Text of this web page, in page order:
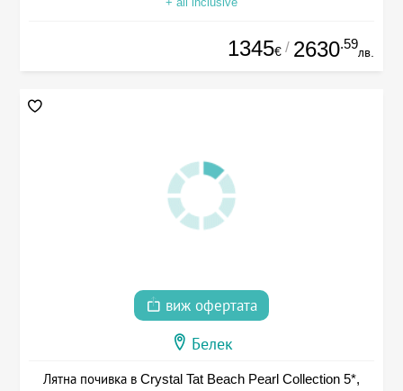
1345€ / 2630.59
лв.
виж офертата
Белек
Лятна почивка в Crystal Tat Beach Pearl Collection 5*,